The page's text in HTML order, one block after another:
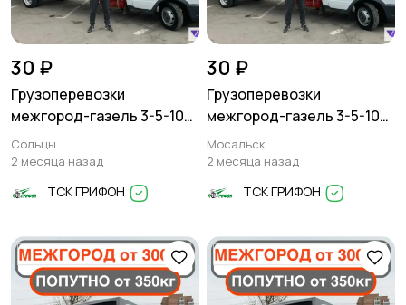
30 ₽
Грузоперевозки
межгород-газель 3-5-10
тонн
Сольцы
2 месяца назад
ТСК ГРИФОН
30 ₽
Грузоперевозки
межгород-газель 3-5-10
тонн
Мосальск
2 месяца назад
ТСК ГРИФОН